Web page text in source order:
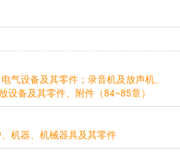
气设备及其零件；录音机及放声机、
设备及其零件、附件（84~85章）
机器、机械器具及其零件